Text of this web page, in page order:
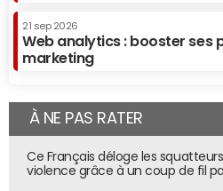
21 sep 2026
Web analytics : booster ses
marketing
À NE PAS RATER
Ce Français déloge les
violence grâce à un coup de fil